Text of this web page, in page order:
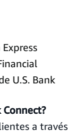
U.S. Bank
Connect?
a